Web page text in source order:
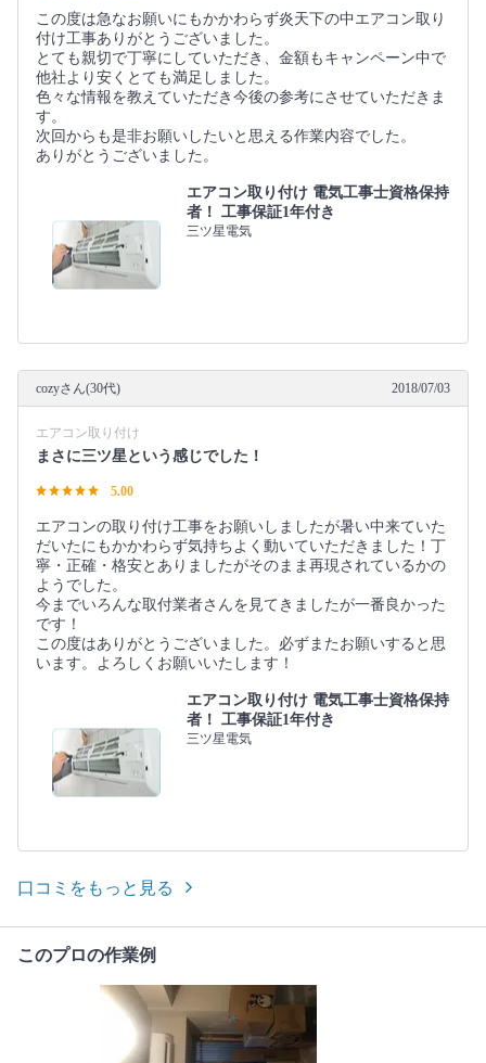
この度は急なお願いにもかかわらず炎天下の中エアコン取り
付け工事ありがとうございました。
とても親切で丁寧にしていただき、金額もキャンペーン中で
他社より安くとても満足しました。
色々な情報を教えていただき今後の参考にさせていただきま
す。
次回からも是非お願いしたいと思える作業内容でした。
ありがとうございました。
エアコン取り付け 電気工事士資格保持
者！ 工事保証1年付き
三ツ星電気
cozyさん(30代) 2018/07/03
エアコン取り付け
まさに三ツ星という感じでした！
5.00
エアコンの取り付け工事をお願いしましたが暑い中来ていた
だいたにもかかわらず気持ちよく動いていただきました！丁
寧・正確・格安とありましたがそのまま再現されているかの
ようでした。
今までいろんな取付業者さんを見てきましたが一番良かった
です！
この度はありがとうございました。必ずまたお願いすると思
います。よろしくお願いいたします！
エアコン取り付け 電気工事士資格保持
者！ 工事保証1年付き
三ツ星電気
口コミをもっと見る
このプロの作業例